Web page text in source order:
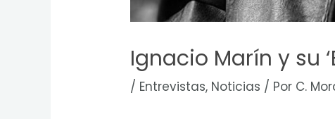
Ignacio Marín y su
/ Entrevistas, Noticias / Por C.